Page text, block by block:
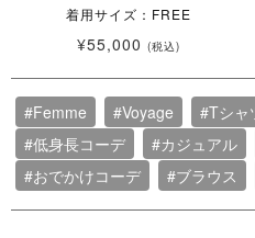
着用サイズ：FREE
¥55,000 (税込)
#Femme #Voyage #Tシャ
#低身長コーデ
#カジュアル
#おでかけコーデ
#ブラウス